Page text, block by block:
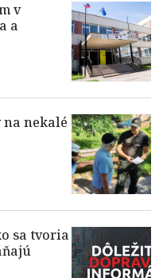
v
a
nekalé
sa tvoria